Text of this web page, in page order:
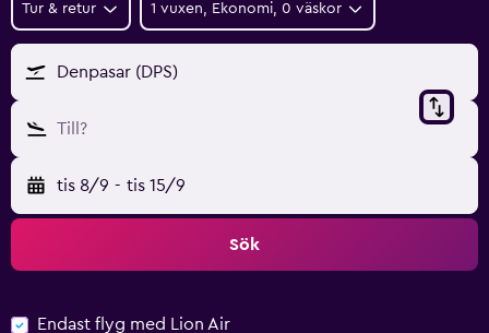
Tur & retur 1 vuxen, Ekonomi, 0 väskor
Denpasar (DPS)
Till?
tis 8/9 - tis 15/9
Sök
Endast flyg med Lion Air